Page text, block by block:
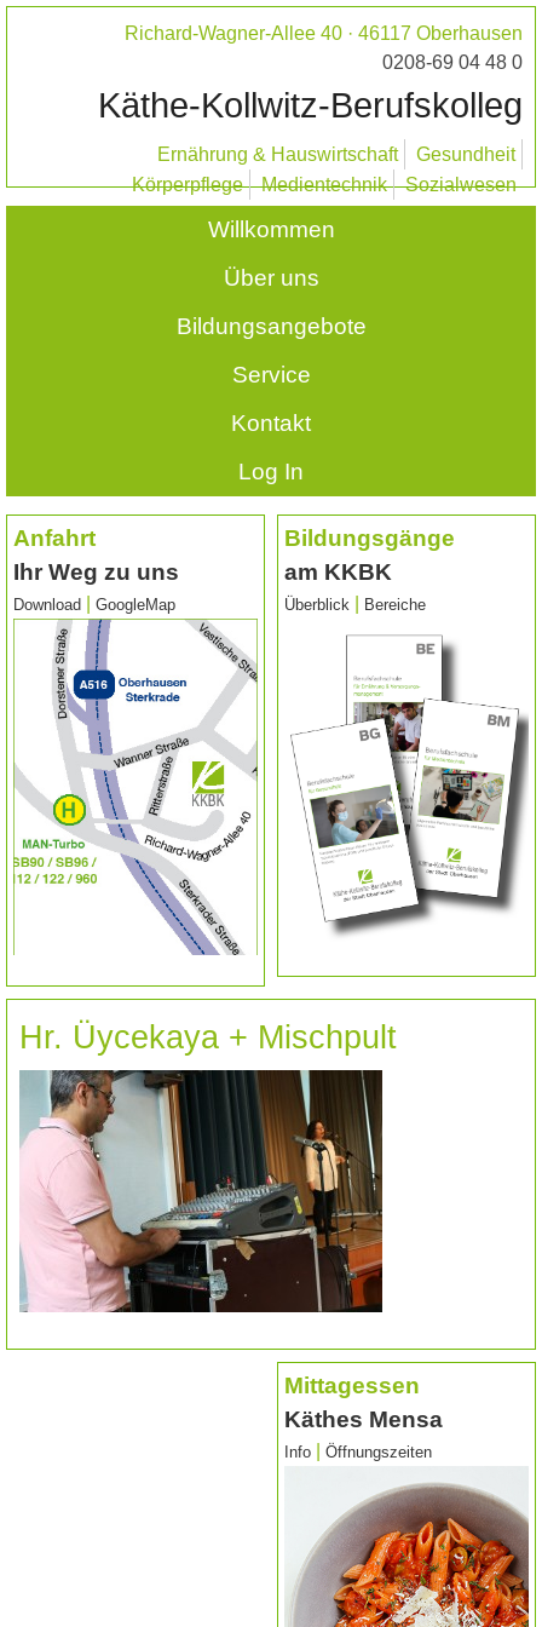
Richard-Wagner-Allee 40 · 46117 Oberhausen
0208-69 04 48 0
Käthe-Kollwitz-Berufskolleg
Ernährung & Hauswirtschaft
Gesundheit
Körperpflege
Medientechnik Sozialwesen
Willkommen
Über uns
Bildungsangebote
Service
Kontakt
Log In
Anfahrt
Ihr Weg zu uns
Download GoogleMap
Bildungsgänge
am KKBK
Überblick Bereiche
Hr. Üycekaya + Mischpult
Mittagessen
Käthes Mensa
Info Öffnungszeiten